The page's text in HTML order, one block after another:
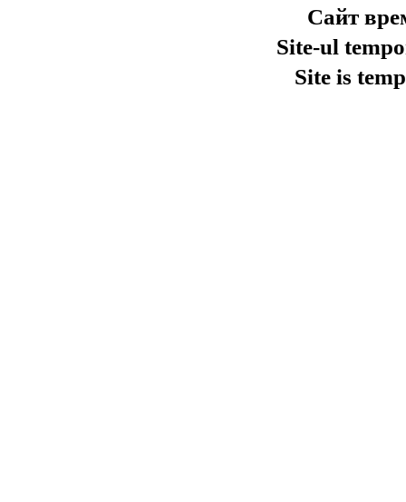
Сайт
Site-ul
Site is